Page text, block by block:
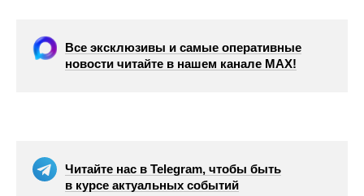
Все эксклюзивы и самые оперативные
новости читайте в нашем канале МАХ!
Читайте нас в Telegram, чтобы быть
в курсе актуальных событий